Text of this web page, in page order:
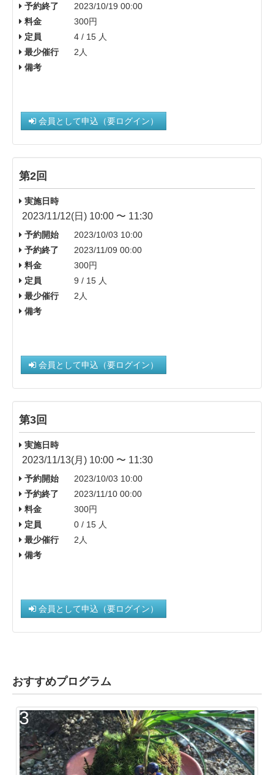
予約終了
2023/10/19 00:00
料金
300円
定員
4 / 15 人
最少催行
2人
備考
会員として申込（要ログイン）
第2回
実施日時
2023/11/12(日) 10:00 〜 11:30
予約開始
2023/10/03 10:00
予約終了
2023/11/09 00:00
料金
300円
定員
9 / 15 人
最少催行
2人
備考
会員として申込（要ログイン）
第3回
実施日時
2023/11/13(月) 10:00 〜 11:30
予約開始
2023/10/03 10:00
予約終了
2023/11/10 00:00
料金
300円
定員
0 / 15 人
最少催行
2人
備考
会員として申込（要ログイン）
おすすめプログラム
3